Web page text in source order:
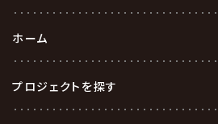
ホーム
プロジェクトを探す